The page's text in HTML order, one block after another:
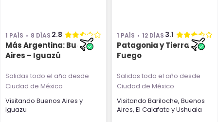
1 PAÍS 8 DÍAS 2.8
Más Argentina: Buenos
Aires – Iguazú
Salidas todo el año desde
Ciudad de México
Visitando Buenos Aires y
Iguazu
1 PAÍS 12 DÍAS 3.1
Patagonia y Tierra del
Fuego
Salidas todo el año desde
Ciudad de México
Visitando Bariloche, Buenos
Aires, El Calafate yUshuaia